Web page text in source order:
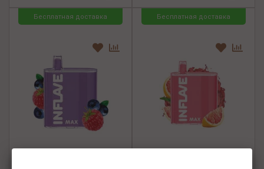
Бесплатная доставка Бесплатная доставка